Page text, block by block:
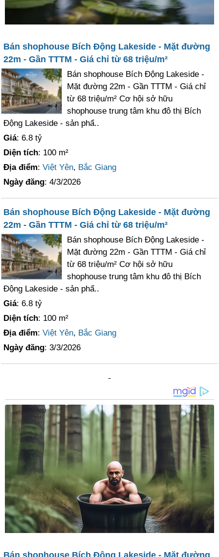
Bán shophouse Bích Động Lakeside - Mặt đường
22m - Gần TTTM - Giá chỉ từ 68 triệu/m²
Bán shophouse Bích Động Lakeside -
Mặt đường 22m - Gần TTTM - Giá chỉ
từ 68 triệu/m² Cơ hội sở hữu
shophouse trung tâm khu đô thị Bích
Động Lakeside - sản phẩ..
Giá: 6.8 tỷ
Diện tích: 100 m²
Địa điểm:Việt Yên, Bắc Giang
Ngày đăng: 4/3/2026
Bán shophouse Bích Động Lakeside - Mặt đường
22m - Gần TTTM - Giá chỉ từ 68 triệu/m²
Bán shophouse Bích Động Lakeside -
Mặt đường 22m - Gần TTTM - Giá chỉ
từ 68 triệu/m² Cơ hội sở hữu
shophouse trung tâm khu đô thị Bích
Động Lakeside - sản phẩ..
Giá: 6.8 tỷ
Diện tích: 100 m²
Địa điểm:Việt Yên, Bắc Giang
Ngày đăng: 3/3/2026
Bán shophouse Bích Động Lakeside - Mặt đường